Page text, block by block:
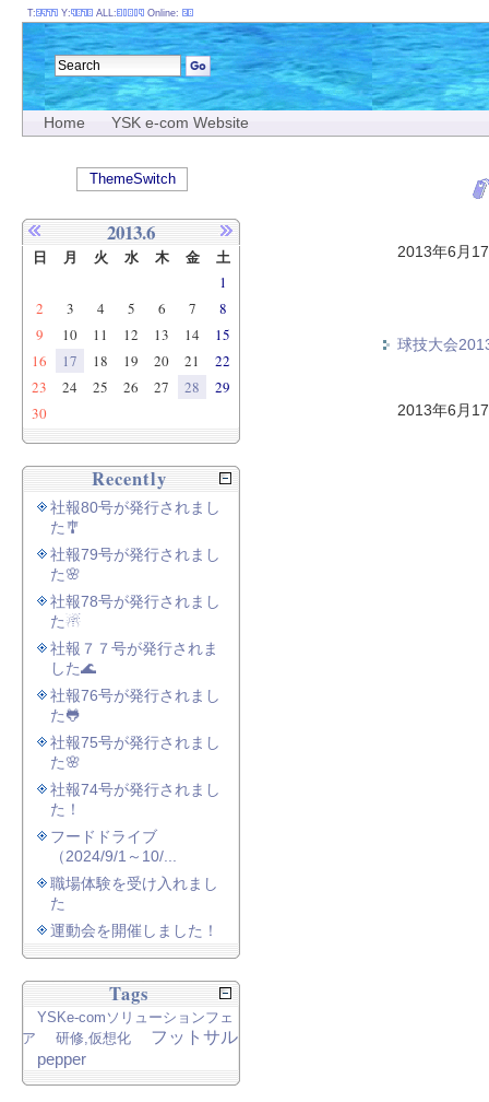
Home YSK e-com Website
2013年6月
球技大会
2013年6月
T: Y: ALL: Online:
ThemeSwitch
2013.6
日 月 火 水 木 金 土
1
2
3 4 5 6 7
8
9
10 11 12 13 14
15
16
17 18 19 20 21
22
23
24 25 26 27 28
29
30
Recently
社報80号が発行されまし
た🎐
社報79号が発行されまし
た🌸
社報78号が発行されまし
た☃
社報７７号が発行されま
した🌊
社報76号が発行されまし
た🐸
社報75号が発行されまし
た🌸
社報74号が発行されまし
た！
フードドライブ
（2024/9/1～10/...
職場体験を受け入れまし
た
運動会を開催しました！
Tags
YSKe-comソリューションフェ
ア
研修,仮想化
フットサル
pepper